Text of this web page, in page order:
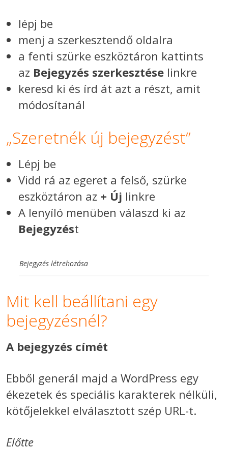
lépj be
menj a szerkesztendő oldalra
a fenti szürke eszköztáron kattints
az Bejegyzés szerkesztése linkre
keresd ki és írd át azt a részt, amit
módosítanál
„Szeretnék új bejegyzést”
Lépj be
Vidd rá az egeret a felső, szürke
eszköztáron az + Új linkre
A lenyíló menüben válaszd ki az
Bejegyzést
Bejegyzés létrehozása
Mit kell beállítani egy
bejegyzésnél?
A bejegyzés címét
Ebből generál majd a WordPress egy
ékezetek és speciális karakterek nélküli,
kötőjelekkel elválasztott szép URL-t.
Előtte